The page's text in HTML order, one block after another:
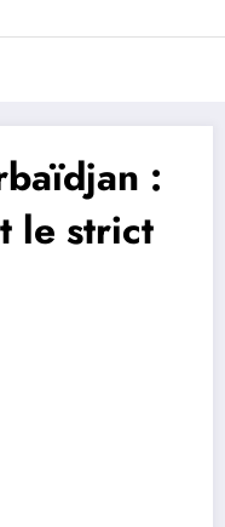
du football
:
le strict